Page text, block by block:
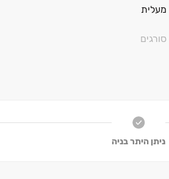
ישיר לפארק. בפארק יוקם אמפי
מעלית
סורגים
ניתן היתר בניה